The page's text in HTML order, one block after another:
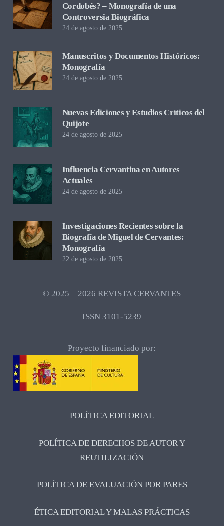
Cordobés? – Monografía de una
Controversia Biográfica
24 de agosto de 2025
Manuscritos y Documentos Históricos:
Monografía
24 de agosto de 2025
Nuevas Ediciones y Estudios Críticos del
Quijote
24 de agosto de 2025
Influencia Cervantina en Autores
Actuales
24 de agosto de 2025
Investigaciones Recientes sobre la
Biografía de Miguel de Cervantes:
Monografía
22 de agosto de 2025
© 2025 – 2026 REVISTA CERVANTES
ISSN 3101-5239
Proyecto financiado por:
POLÍTICA EDITORIAL
POLÍTICA DE DERECHOS DE AUTOR Y
REUTILIZACIÓN
POLÍTICA DE EVALUACIÓN POR PARES
ÉTICA EDITORIAL Y MALAS PRÁCTICAS